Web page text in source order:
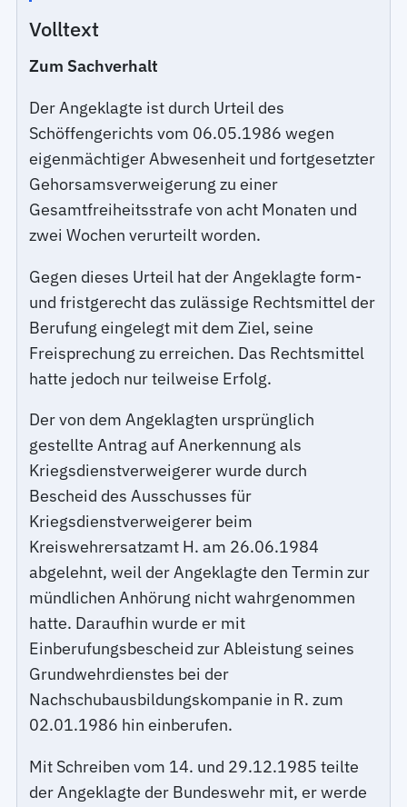
Volltext
Zum Sachverhalt
Der Angeklagte ist durch Urteil des
Schöffengerichts vom 06.05.1986 wegen
eigenmächtiger Abwesenheit und fortgesetzter
Gehorsamsverweigerung zu einer
Gesamtfreiheitsstrafe von acht Monaten und
zwei Wochen verurteilt worden.
Gegen dieses Urteil hat der Angeklagte form-
und fristgerecht das zulässige Rechtsmittel der
Berufung eingelegt mit dem Ziel, seine
Freisprechung zu erreichen. Das Rechtsmittel
hatte jedoch nur teilweise Erfolg.
Der von dem Angeklagten ursprünglich
gestellte Antrag auf Anerkennung als
Kriegsdienstverweigerer wurde durch
Bescheid des Ausschusses für
Kriegsdienstverweigerer beim
Kreiswehrersatzamt H. am 26.06.1984
abgelehnt, weil der Angeklagte den Termin zur
mündlichen Anhörung nicht wahrgenommen
hatte. Daraufhin wurde er mit
Einberufungsbescheid zur Ableistung seines
Grundwehrdienstes bei der
Nachschubausbildungskompanie in R. zum
02.01.1986 hin einberufen.
Mit Schreiben vom 14. und 29.12.1985 teilte
der Angeklagte der Bundeswehr mit, er werde